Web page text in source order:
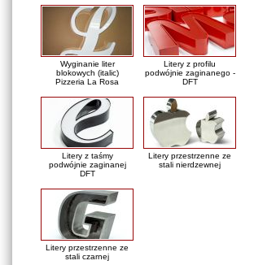
Wyginanie liter
blokowych (italic)
Pizzeria La Rosa
Litery z profilu
podwójnie zaginanego -
DFT
Litery z taśmy
podwójnie zaginanej
DFT
Litery przestrzenne ze
stali nierdzewnej
Litery przestrzenne ze
stali czarnej